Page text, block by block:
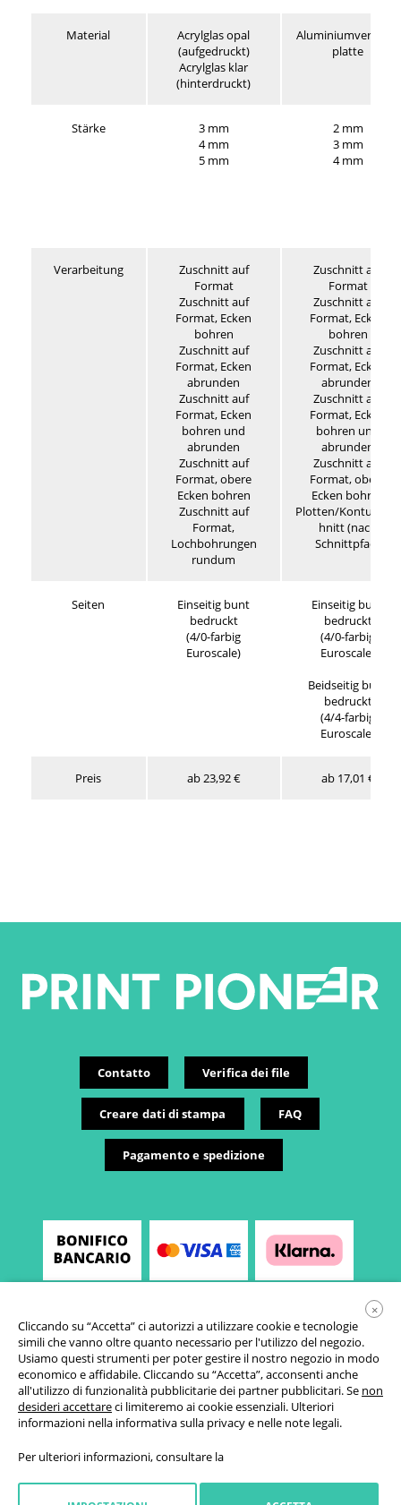
Material
Acrylglas opal
(aufgedruckt)
Acrylglas klar
(hinterdruckt)
Aluminiumverbund
platte
Stärke
3 mm
4 mm
5 mm
2 mm
3 mm
4 mm
Verarbeitung
Zuschnitt auf
Format
Zuschnitt auf
Format, Ecken
bohren
Zuschnitt auf
Format, Ecken
abrunden
Zuschnitt auf
Format, Ecken
bohren und
abrunden
Zuschnitt auf
Format, obere
Ecken bohren
Zuschnitt auf
Format,
Lochbohrungen
rundum
Zuschnitt auf
Format
Zuschnitt auf
Format, Ecken
bohren
Zuschnitt auf
Format, Ecken
abrunden
Zuschnitt auf
Format, Ecken
bohren und
abrunden
Zuschnitt auf
Format, obere
Ecken bohren
Plotten/Konturensc
hnitt (nach
Schnittpfad)
Seiten
Einseitig bunt
bedruckt
(4/0-farbig
Euroscale)
Einseitig bunt
bedruckt
(4/0-farbig
Euroscale)
Beidseitig bunt
bedruckt
(4/4-farbig
Euroscale)
Preis ab 23,92 € ab 17,01 €
Contatto Verifica dei file
Creare dati di stampa FAQ
Pagamento e spedizione
Condizioni generali di vendita
×
Cliccando su “Accetta” ci autorizzi a utilizzare cookie e tecnologie
simili che vanno oltre quanto necessario per l'utilizzo del negozio.
Usiamo questi strumenti per poter gestire il nostro negozio in modo
economico e affidabile. Cliccando su “Accetta”, acconsenti anche
all'utilizzo di funzionalità pubblicitarie dei partner pubblicitari. Se non
desideri accettareci limiteremo ai cookie essenziali. Ulteriori
informazioni nella informativa sulla privacye nelle note legali.
Per ulteriori informazioni, consultare la